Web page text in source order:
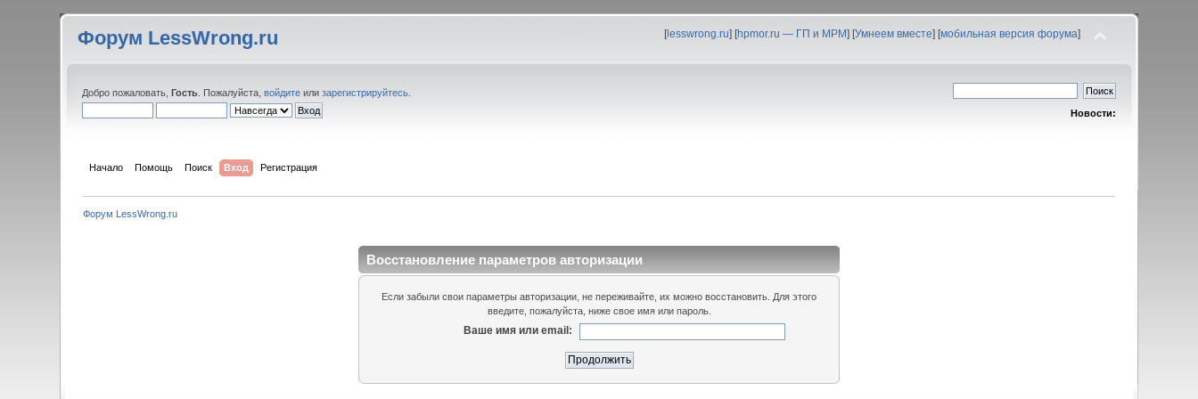
Форум LessWrong.ru [lesswrong.ru] [hpmor.ru — ГП и МРМ] [Умнеем вместе] [мобильная версия форума]
Добро пожаловать,Гость . Пожалуйста,войдите илизарегистрируйтесь
Новости:
Начало Помощь Поиск Вход Регистрация
Форум LessWrong.ru
Восстановление параметров авторизации
Если забыли свои параметры авторизации, не переживайте, их можно восстановить. Для этого
введите, пожалуйста, ниже свое имя или пароль.
Ваше имя или email: